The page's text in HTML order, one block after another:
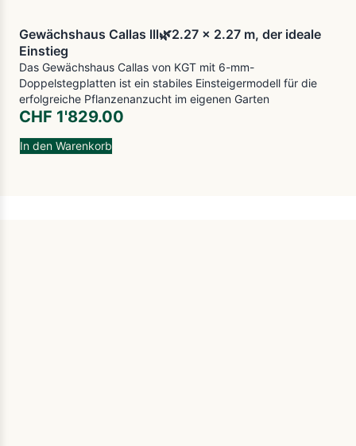
Gewächshaus Callas lll🌿2.27 x 2.27 m, der ideale
Einstieg
Das Gewächshaus Callas von KGT mit 6-mm-
Doppelstegplatten ist ein stabiles Einsteigermodell für die
erfolgreiche Pflanzenanzucht im eigenen Garten
CHF 1'829.00
In den Warenkorb